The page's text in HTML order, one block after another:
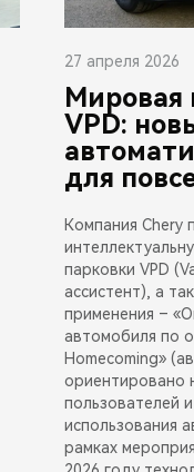
27 апреля 2026
Мировая
VPD:
для
Компания Chery
парковки VPD
ассистент), а
применения –
автомобиля по
Homecoming»
ориентировано
пользователей
использования
рамках